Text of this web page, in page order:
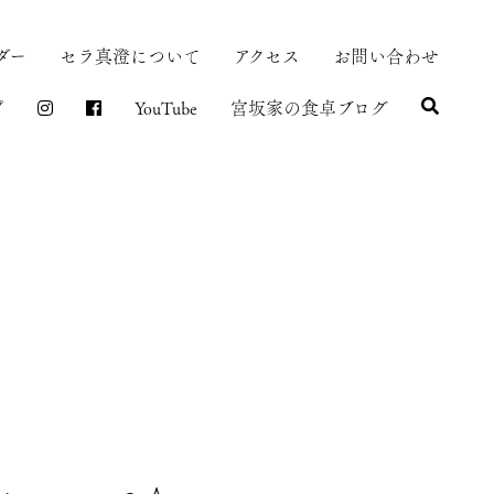
ー セラ真澄について アクセス お問い合わせ
YouTube 宮坂家の食卓ブログ